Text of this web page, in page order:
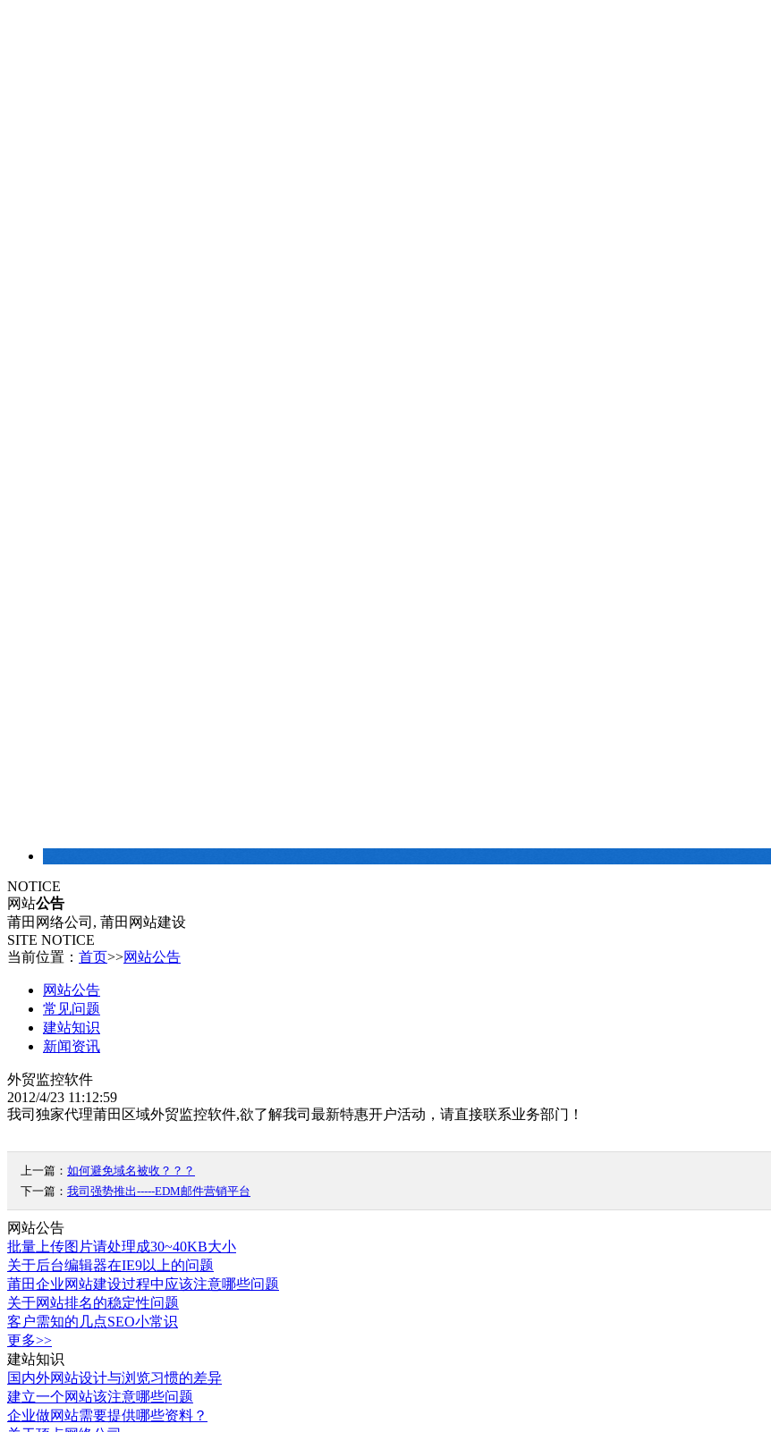
NOTICE
网站公告
莆田网络公司, 莆田网站建设
SITE NOTICE
当前位置： 首页>>网站公告
网站公告
常见问题
建站知识
新闻资讯
外贸监控软件
2012/4/23 11:12:59
我司独家代理莆田区域外贸监控软件,欲了解我司最新特惠开户活动，请直接联系业务部门！
上一篇： 如何避免域名被收？？？
下一篇： 我司强势推出-----EDM邮件营销平台
网站公告
批量上传图片请处理成30~40KB大小
关于后台编辑器在IE9以上的问题
莆田企业网站建设过程中应该注意哪些问题
关于网站排名的稳定性问题
客户需知的几点SEO小常识
更多>>
建站知识
国内外网站设计与浏览习惯的差异
建立一个网站该注意哪些问题
企业做网站需要提供哪些资料？